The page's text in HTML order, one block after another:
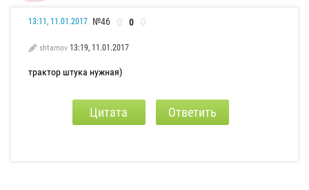
13:11, 11.01.2017 №46 0
shtamov 13:19, 11.01.2017
трактор штука нужная)
Цитата Ответить